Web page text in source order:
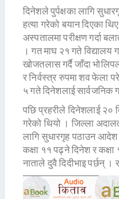
दिनेशले पुर्पक्षका लागि
हत्या गरेको बयान दिएका
अस्पतालमा परीक्षण गर्दा
। गत माघ २१ गते विद्यालय
खोजतलास गर्दै जाँदा
र निर्वस्त्र रुपमा शव फेला
५ गते दिनेशलाई सार्वजनिक
पछि प्रहरीले दिनेशलाई २०
गरेको थियो । जिल्ला
लागि सुधारगृह पठाउन आदेश
कक्षा ११ पढ्ने दिनेश र
नाताले दुवै दिदीभाइ पर्छन् ।